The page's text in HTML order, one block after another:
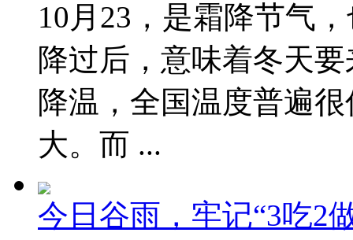
10月23，是霜降节气
降过后，意味着冬天
降温，全国温度普遍
大。而 ...
今日谷雨，牢记“3吃2